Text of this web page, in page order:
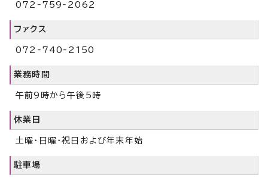
072‐759‐2062
ファクス
072‐740‐2150
業務時間
午前9時から午後5時
休業日
土曜・日曜・祝日および年末年始
駐車場